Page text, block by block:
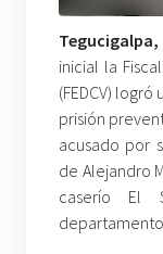
inicial la
(FEDCV)
prisión
acusado por
de Alejandro
caserío El